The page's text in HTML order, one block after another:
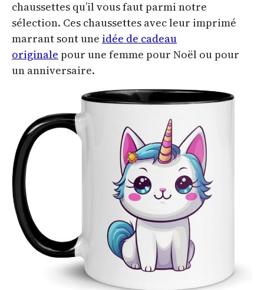
chaussettes qu’il vous faut parmi notre
sélection. Ces chaussettes avec leur imprimé
marrant sont une idée de cadeau
originale pour une femme pour Noël ou pour
un anniversaire.